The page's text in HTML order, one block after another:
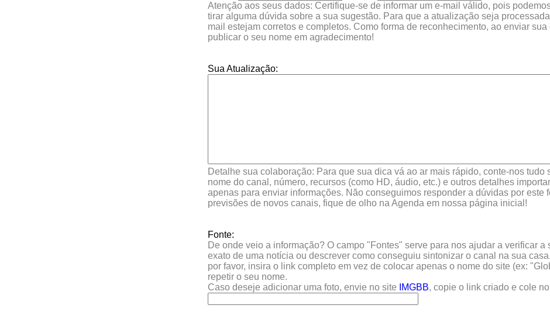
Atenção aos seus dados: Certifique-se de informar um e-mail válido, pois
tirar alguma dúvida sobre a sua sugestão. Para que a atualização seja
mail estejam corretos e completos. Como forma de reconhecimento, ao enviar
publicar o seu nome em agradecimento!
Sua Atualização:
Detalhe sua colaboração: Para que sua dica vá ao ar mais rápido, conte-nos tudo
nome do canal, número, recursos (como HD, áudio, etc.) e outros detalhes
apenas para enviar informações. Não conseguimos responder a dúvidas por este
previsões de novos canais, fique de olho na Agenda em nossa página inicial!
Fonte:
De onde veio a informação? O campo "Fontes" serve para nos ajudar a verificar
exato de uma notícia ou descrever como conseguiu sintonizar o canal na sua
por favor, insira o link completo em vez de colocar apenas o nome do site (ex:
repetir o seu nome.
Caso deseje adicionar uma foto, envie no site
IMGBB, copie o link criado e cole